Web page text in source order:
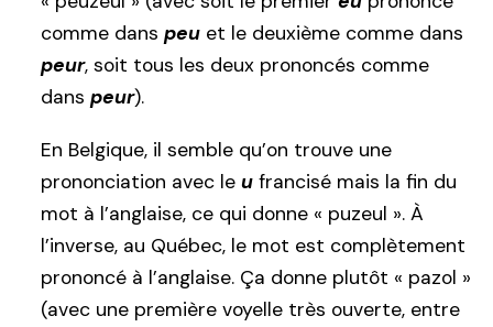
comme dans peu et le deuxième comme dans
peur, soit tous les deux prononcés comme
dans peur).
En Belgique, il semble qu’on trouve une
prononciation avec le u francisé mais la fin du
mot à l’anglaise, ce qui donne « puzeul ». À
l’inverse, au Québec, le mot est complètement
prononcé à l’anglaise. Ça donne plutôt « pazol »
(avec une première voyelle très ouverte, entre